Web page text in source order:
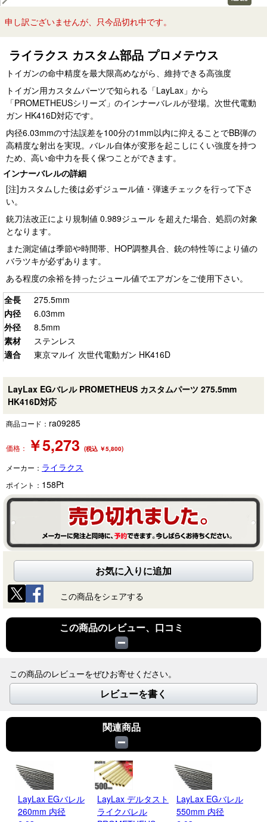
申し訳ございませんが、只今品切れ中です。
ライラクス カスタム部品 プロメテウス
トイガンの命中精度を最大限高めながら、維持できる高強度
トイガン用カスタムパーツで知られる「LayLax」から
「PROMETHEUSシリーズ」のインナーバレルが登場。次世代電動
ガン HK416D対応です。
内径6.03mmの寸法誤差を100分の1mm以内に抑えることでBB弾の
高精度な射出を実現。バレル自体が変形を起こしにくい強度を持つ
ため、高い命中力を長く保つことができます。
インナーバレルの詳細
[注]カスタムした後は必ずジュール値・弾速チェックを行って下さ
い。
銃刀法改正により規制値 0.989ジュール を超えた場合、処罰の対象
となります。
また測定値は季節や時間帯、HOP調整具合、銃の特性等により値の
バラツキが必ずあります。
ある程度の余裕を持ったジュール値でエアガンをご使用下さい。
全長
275.5mm
内径
6.03mm
外径
8.5mm
素材
ステンレス
適合
東京マルイ 次世代電動ガン HK416D
LayLax EGバレル PROMETHEUS カスタムパーツ 275.5mm
HK416D対応
商品コード： ra09285
価格： ￥5,273 (税込 ￥5,800)
メーカー： ライラクス
ポイント： 158Pt
お気に入りに追加
この商品をシェアする
この商品のレビュー、口コミ
この商品のレビューをぜひお寄せください。
レビューを書く
関連商品
LayLax EGバレル
260mm 内径
LayLax デルタスト
ライクバレル
LayLax EGバレル
550mm 内径